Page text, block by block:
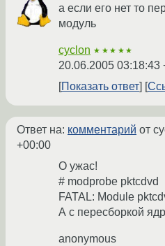
а если его нет то
модуль
cyclon ★★★★★
20.06.2005 03:18:43
Показать ответ
Ответ на: комментарий от
+00:00
О ужас!
# modprobe pktcdvd
FATAL: Module
А с пересборкой
anonymous